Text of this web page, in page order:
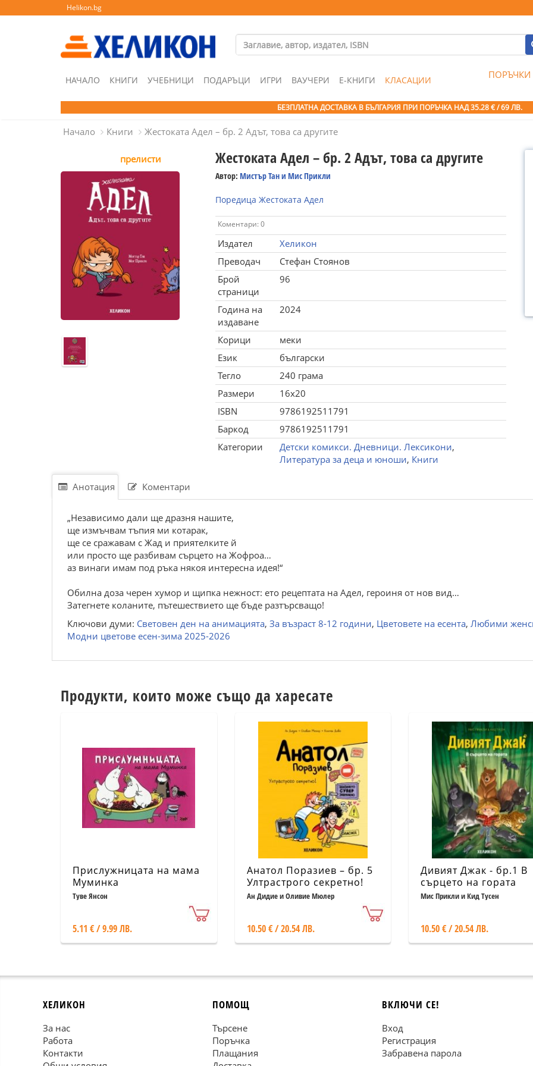
Helikon.bg
НАЧАЛО КНИГИ УЧЕБНИЦИ ПОДАРЪЦИ ИГРИ ВАУЧЕРИ Е-КНИГИ КЛАСАЦИИ
БЕЗПЛАТНА ДОСТАВКА В БЪЛГАРИЯ ПРИ ПОРЪЧКА НАД 35.28 € / 69 ЛВ.
Начало Книги Жестоката Адел – бр. 2 Адът, това са другите
прелисти Жестоката Адел – бр. 2 Адът, това са другите
Автор: Мистър Тан и Мис Прикли
Поредица Жестоката Адел
Коментари: 0
Издател
Хеликон
Преводач
Стефан Стоянов
Брой
страници
96
Година на
издаване
2024
Корици
меки
Език
български
Тегло
240 грама
Размери
16x20
ISBN
9786192511791
Баркод
9786192511791
Категории
Детски комикси. Дневници. Лексикони,
Литература за деца и юноши, Книги
Анотация Коментари
„Независимо дали ще дразня нашите,
ще измъчвам тъпия ми котарак,
ще се сражавам с Жад и приятелките й
или просто ще разбивам сърцето на Жофроа…
аз винаги имам под ръка някоя интересна идея!“
Обилна доза черен хумор и щипка нежност: ето рецептата на Адел, героиня от нов вид…
Затегнете коланите, пътешествието ще бъде разтърсващо!
Ключови думи: Световен ден на анимацията, За възраст 8-12 години, Цветовете на есента, Любими
Модни цветове есен-зима 2025-2026
Продукти, които може също да харесате
Прислужницата на мама
Муминка
Туве Янсон
5.11 € / 9.99 ЛВ.
Анатол Поразиев – бр. 5
Ултрастрого секретно!
Ан Дидие и Оливие Мюлер
10.50 € / 20.54 ЛВ.
Дивият Джак - бр.1 В
сърцето на гората
Мис Прикли и Кид Тусен
10.50 € / 20.54 ЛВ.
ХЕЛИКОН
За нас
Работа
Контакти
ПОМОЩ
Търсене
Поръчка
Плащания
ВКЛЮЧИ СЕ!
Вход
Регистрация
Забравена парола